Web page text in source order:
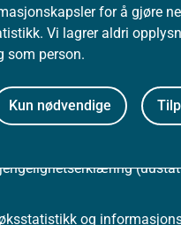
for å gjøre
Vi lagrer aldri
som person.
Kun nødvendige
og